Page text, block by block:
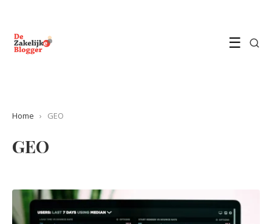
☰
Home › GEO
GEO